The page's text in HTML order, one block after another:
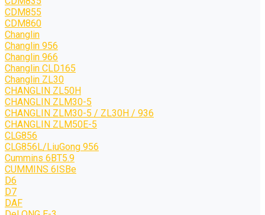
CDM855
CDM860
Changlin
Changlin 956
Changlin 966
Changlin CLD165
Changlin ZL30
CHANGLIN ZL50H
CHANGLIN ZLM30-5
CHANGLIN ZLM30-5 / ZL30H / 936
CHANGLIN ZLM50E-5
CLG856
CLG856L/LiuGong 956
Cummins 6BT5.9
CUMMINS 6ISBe
D6
D7
DAF